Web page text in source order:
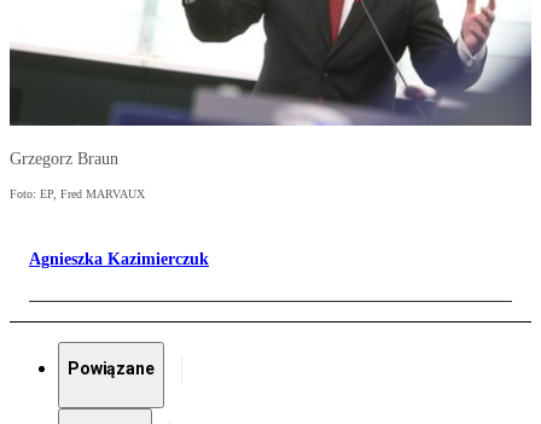
Grzegorz Braun
Foto: EP, Fred MARVAUX
Agnieszka Kazimierczuk
Powiązane